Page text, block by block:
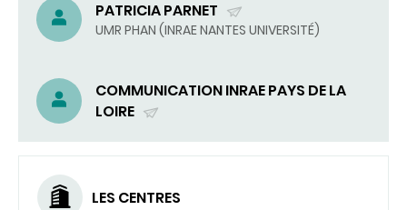
PATRICIA PARNET
(ENVOYER
UMR PHAN (INRAE NANTES UNIVERSITÉ)
COMMUNICATION INRAE PAYS DE LA
LOIRE
UN
LES CENTRES